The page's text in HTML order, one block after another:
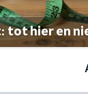
tot hier en